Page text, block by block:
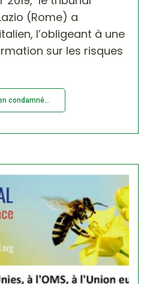
(Rome) a
l’obligeant à une
sur les risques
condamné...